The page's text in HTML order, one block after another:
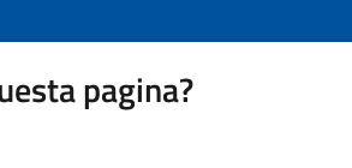
pagina?